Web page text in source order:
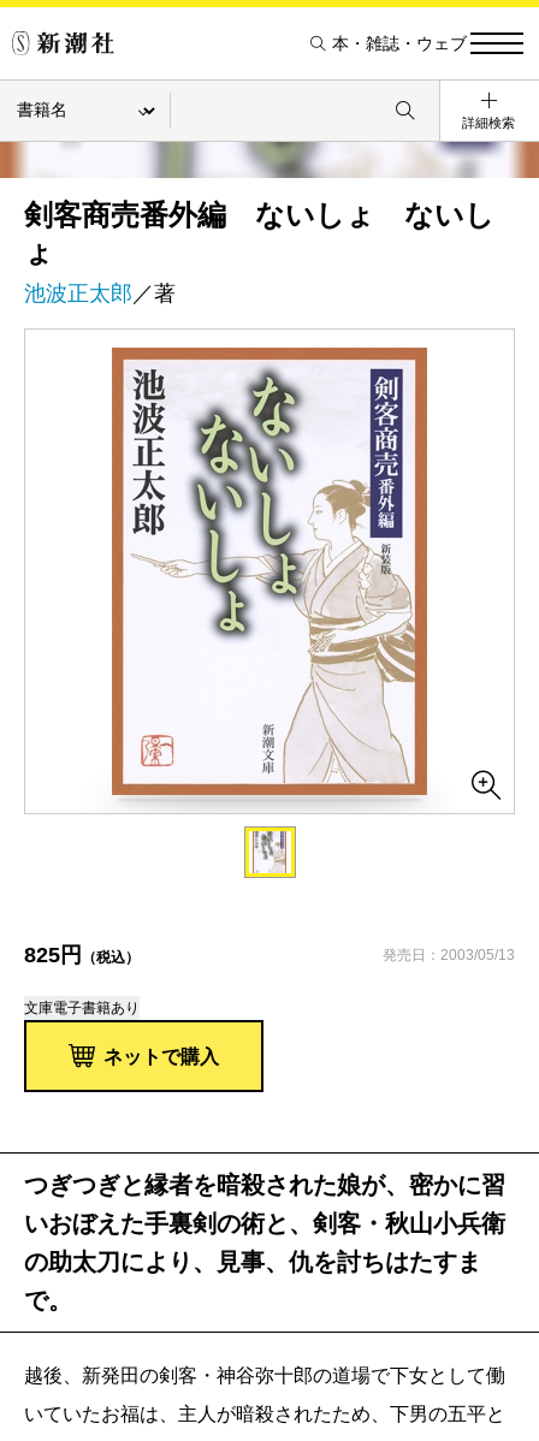
本・雑誌・ウェブ
詳細検索
剣客商売番外編 ないしょ ないし
ょ
池波正太郎 ／著
825円 （税込） 発売日：2003/05/13
文庫電子書籍あり
ネットで購入
つぎつぎと縁者を暗殺された娘が、密かに習
いおぼえた手裏剣の術と、剣客・秋山小兵衛
の助太刀により、見事、仇を討ちはたすま
で。
越後、新発田の剣客・神谷弥十郎の道場で下女として働
いていたお福は、主人が暗殺されたため、下男の五平と